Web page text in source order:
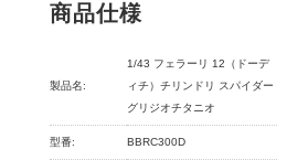
商品仕様
製品名:
1/43 フェラーリ 12（ドーデ
ィチ）チリンドリ スパイダー
グリジオチタニオ
型番: BBRC300D